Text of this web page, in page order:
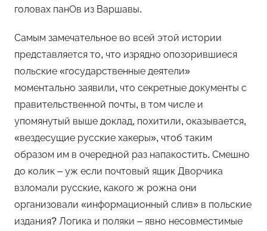
головах панОв из Варшавы.
Самым замечательное во всей этой истории
представляется то, что изрядно опозорившиеся
польские «государственные деятели»
моментально заявили, что секретные документы с
правительственной почты, в том числе и
упомянутый выше доклад, похитили, оказывается,
«вездесущие русские хакеры», чтоб таким
образом им в очередной раз напакостить. Смешно
до колик – уж если почтовый ящик Дворчика
взломали русские, какого ж рожна они
организовали «информационный слив» в польские
издания? Логика и поляки – явно несовместимые